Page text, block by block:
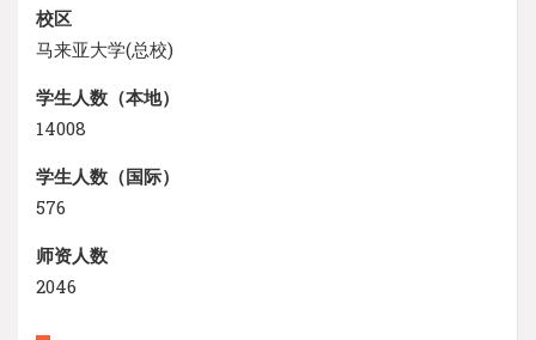
校区
马来亚大学(总校)
学生人数（本地）
14008
学生人数（国际）
576
师资人数
2046